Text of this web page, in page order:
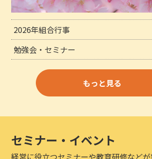
2026年組合行事
勉強会・セミナー
もっと見る
セミナー・イベント